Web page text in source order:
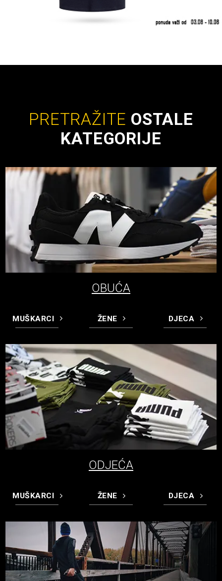
PRETRAŽITE OSTALE
KATEGORIJE
OBUĆA
MUŠKARCI ŽENE DJECA
ODJEĆA
MUŠKARCI ŽENE DJECA